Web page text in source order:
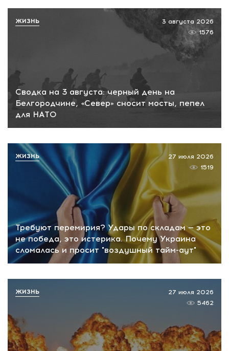
Сводка на 3 августа: черный день на
Белгородчине, «Север» сносит мосты, пепел
для НАТО
3 августа 2026
1576
ЖИЗНЬ
Требуют перемирия? Удары по складам — это
не победа, это истерика. Почему Украина
сломалась и просит "воздушный тайм-аут"
27 июля 2026
1519
ЖИЗНЬ
27 июля 2026
5462
ЖИЗНЬ